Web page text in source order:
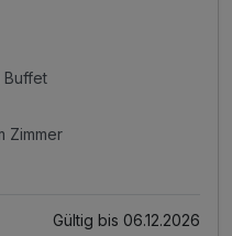
Buffet
Zimmer
Gültig bis 06.12.2026